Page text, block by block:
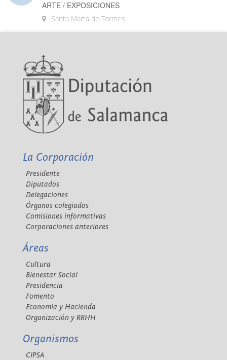
ARTE / EXPOSICIONES
Santa Marta de Tormes
La Corporación
Presidente
Diputados
Delegaciones
Órganos colegiados
Comisiones informativas
Corporaciones anteriores
Áreas
Cultura
Bienestar Social
Presidencia
Fomento
Economía y Hacienda
Organización y RRHH
Organismos
CIPSA